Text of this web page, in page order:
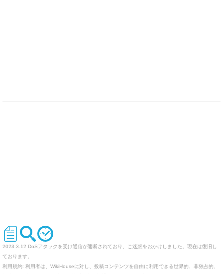
2023.3.12 DoSアタックを受け通信が遮断されており、ご迷惑をおかけしました。現在は復旧し
ております。
利用規約: 利用者は、WikiHouseに対し、投稿コンテンツを自由に利用できる世界的、非独占的、